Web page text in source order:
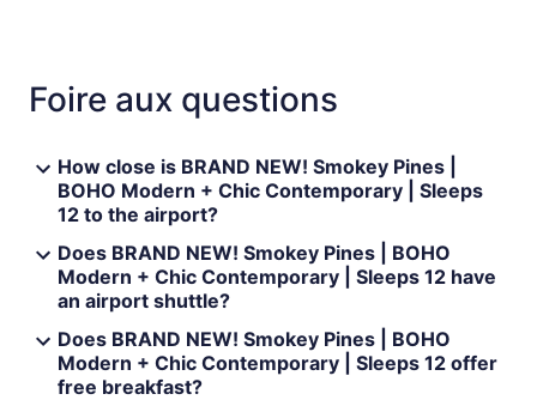
Foire aux questions
How close is BRAND NEW! Smokey Pines |
BOHO Modern + Chic Contemporary | Sleeps
12 to the airport?
Does BRAND NEW! Smokey Pines | BOHO
Modern + Chic Contemporary | Sleeps 12 have
an airport shuttle?
Does BRAND NEW! Smokey Pines | BOHO
Modern + Chic Contemporary | Sleeps 12 offer
free breakfast?